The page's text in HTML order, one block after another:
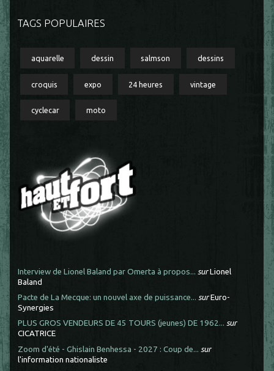
TAGS POPULAIRES
aquarelle dessin salmson dessins
croquis expo 24 heures vintage
cyclecar moto
Interview de Lionel Baland par Omerta à propos... surLionel
Baland
Pacte de La Mecque: un nouvel axe de puissance... surEuro-
Synergies
PLUS GROS VENDEURS DE 45 TOURS (jeunes) DE 1962... sur
CICATRICE
Zoom d'été - Ghislain Benhessa - 2027 : Coup de... sur
l'information nationaliste